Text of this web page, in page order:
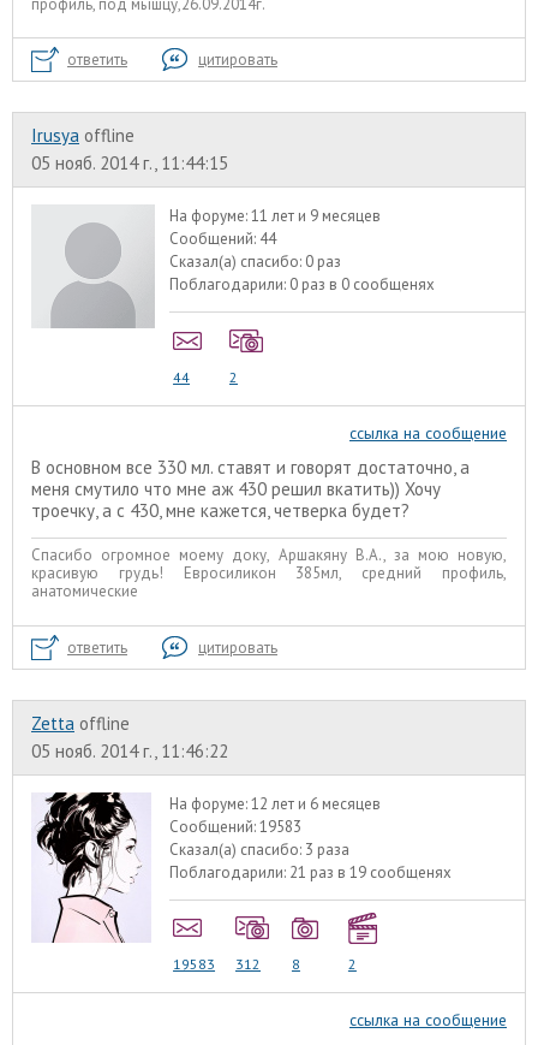
ответить цитировать
Irusya offline
05 нояб. 2014 г., 11:44:15
На форуме:11 лет и 9 месяцев
Сообщений: 44
Сказал(а) спасибо: 0 раз
Поблагодарили: 0 раз в 0 сообщенях
44 2
ссылка на сообщение
В основном все 330 мл. ставят и говорят достаточно, а
меня смутило что мне аж 430 решил вкатить)) Хочу
троечку, а с 430, мне кажется, четверка будет?
Спасибо огромное моему доку, Аршакяну В.А., за мою новую,
красивую грудь! Евросиликон 385мл, средний профиль,
анатомические
ответить цитировать
Zetta offline
05 нояб. 2014 г., 11:46:22
На форуме:12 лет и 6 месяцев
Сообщений:19583
Сказал(а) спасибо: 3 раза
Поблагодарили: 21 раз в 19 сообщенях
19583 312 8 2
ссылка на сообщение